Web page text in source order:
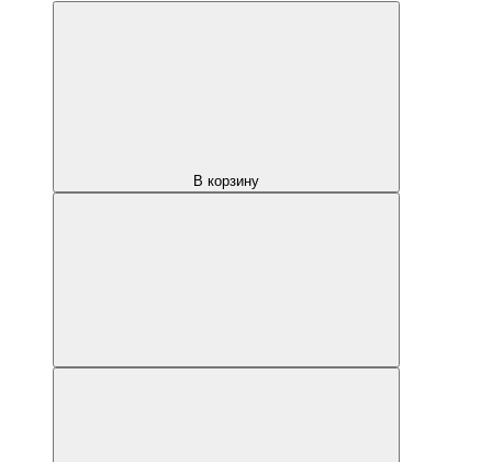
В корзину